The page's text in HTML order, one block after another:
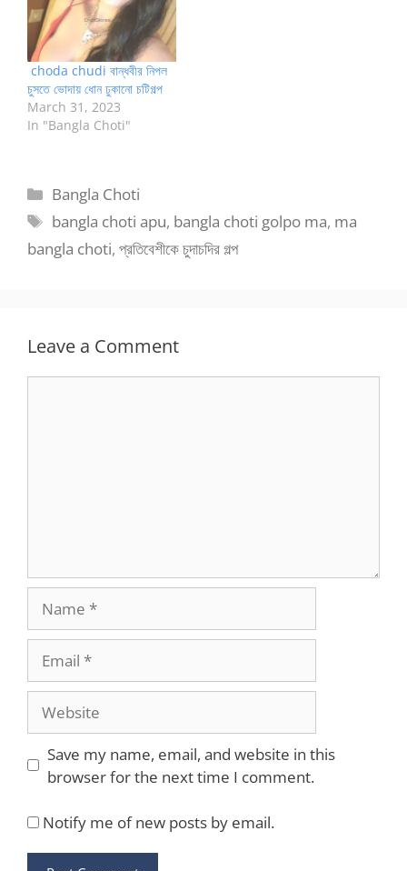
choda chudi বান্ধবীর নিপল
চুসতে ভোদায় ধোন ঢুকানো চটিগল্প
March 31, 2023
In "Bangla Choti"
Categories
Bangla Choti
Tags
bangla choti apu, bangla choti golpo ma, ma
bangla choti, প্রতিবেশীকে চুদাচদির গল্প
Leave a Comment
Save my name, email, and website in this
browser for the next time I comment.
Notify me of new posts by email.